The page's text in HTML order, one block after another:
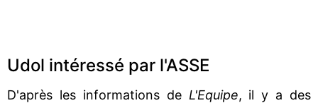
Udol intéressé par l'ASSE
D'après les informations deL'Equipe, il y a des